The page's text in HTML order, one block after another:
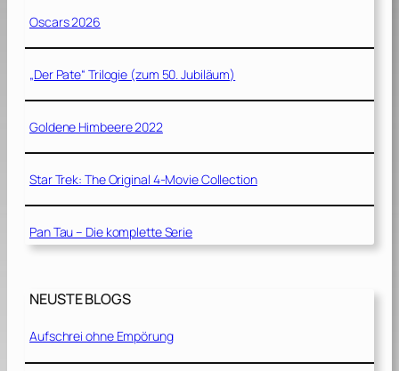
Oscars 2026
„Der Pate“ Trilogie (zum 50. Jubiläum)
Goldene Himbeere 2022
Star Trek: The Original 4-Movie Collection
Pan Tau – Die komplette Serie
NEUSTE BLOGS
Aufschrei ohne Empörung